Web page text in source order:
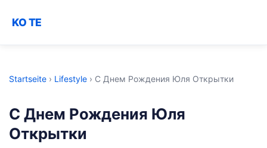
KO TE
Startseite › Lifestyle › С Днем Рождения Юля Открытки
С Днем Рождения Юля
Открытки